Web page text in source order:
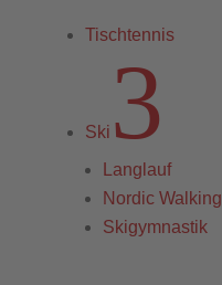
Tischtennis
Ski 3
Langlauf
Nordic Walking
Skigymnastik